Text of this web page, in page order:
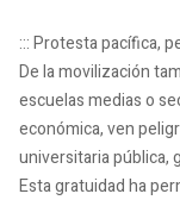
::: Protesta pacífica,
De la movilización
escuelas medias o
económica, ven
universitaria pública,
Esta gratuidad ha